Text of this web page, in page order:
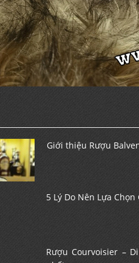
Giới thiệu Rượu
5 Lý Do Nên Lựa
Rượu Courvoisier –